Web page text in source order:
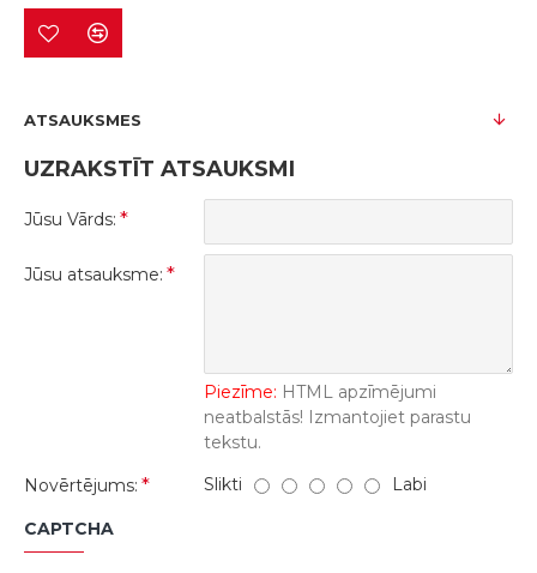
ATSAUKSMES
UZRAKSTĪT ATSAUKSMI
Jūsu Vārds:
Jūsu atsauksme:
Piezīme: HTML apzīmējumi
neatbalstās! Izmantojiet parastu
tekstu.
Novērtējums:
Slikti Labi
CAPTCHA